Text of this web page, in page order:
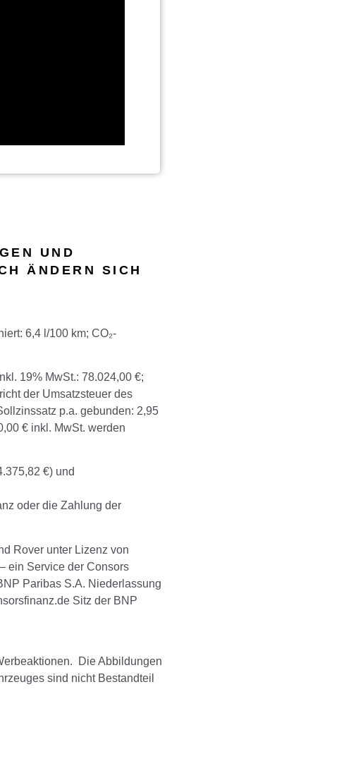
UND
ÄNDERN SICH
6,4 l/100 km; CO₂-
19% MwSt.: 78.024,00 €;
der Umsatzsteuer des
p.a. gebunden: 2,95
€ inkl. MwSt. werden
€) und
oder die Zahlung der
Rover unter Lizenz von
ein Service der Consors
Paribas S.A. Niederlassung
Sitz der BNP
Die Abbildungen
sind nicht Bestandteil